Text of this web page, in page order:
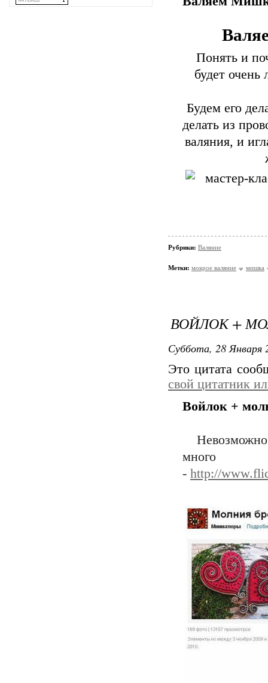
Понять и
будет
Будем его
делать из
валяния, и
Рубрики: Валяние
Метки: мокрое валяние мишка
ВОЙЛОК +
Суббота, 28 Января
Это цитата
свой цитатник
Войлок +
- http://